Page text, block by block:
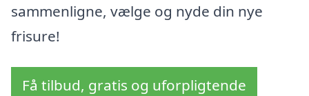
sammenligne, vælge og nyde din nye
frisure!
Få tilbud, gratis og uforpligtende